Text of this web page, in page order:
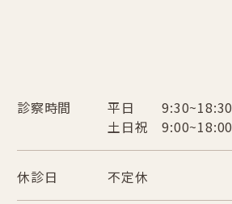
診察時間
平日 9:30~18:30
土日祝 9:00~18:00
休診日 不定休